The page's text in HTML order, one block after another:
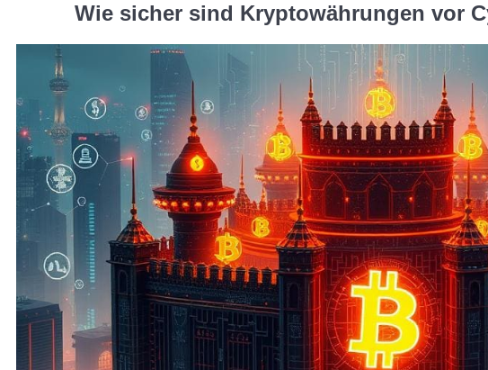
Wie sicher sind Kryptowährungen vor